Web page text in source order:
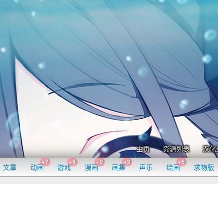
主页 资源列表 汉化
文章 动画
+7
游戏
+4
漫画
+2
画集
+2
声乐 绘画
+6
求物版